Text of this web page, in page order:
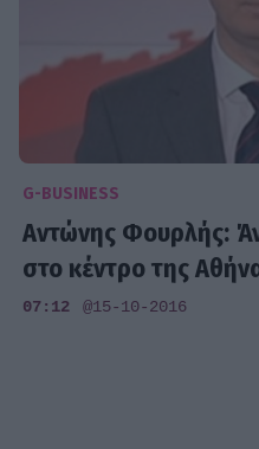
G-BUSINESS
Αντώνης Φουρλής:
στο κέντρο της
07:12 @15-10-2016